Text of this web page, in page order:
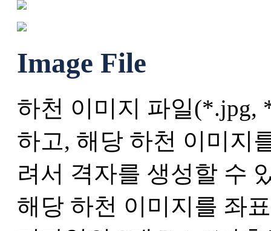
Image File
하천 이미지 파일(*.jpg,
하고, 해당 하천 이미지
려서 격자를 생성할 수
해당 하천 이미지를 좌